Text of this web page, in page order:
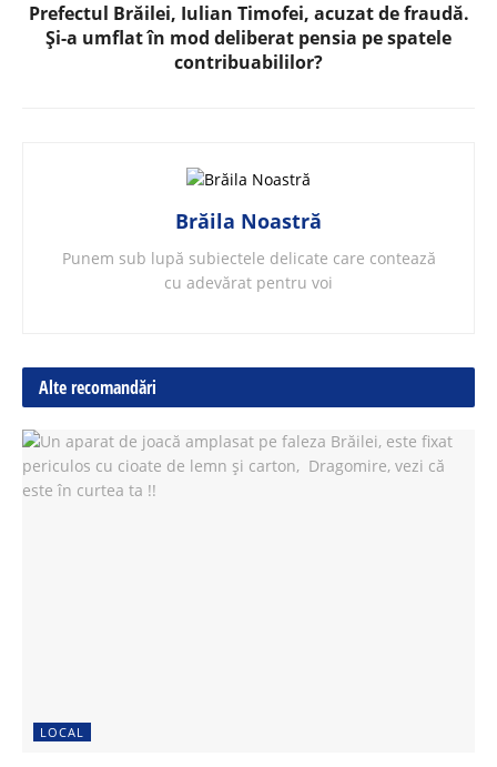
Prefectul Brăilei, Iulian Timofei, acuzat de fraudă.
Și-a umflat în mod deliberat pensia pe spatele
contribuabililor?
Brăila Noastră
Punem sub lupă subiectele delicate care contează
cu adevărat pentru voi
Alte recomandări
LOCAL